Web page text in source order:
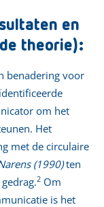
en
theorie):
benadering voor
om het
Het
met de circulaire
(1990)ten
2 Om
is het